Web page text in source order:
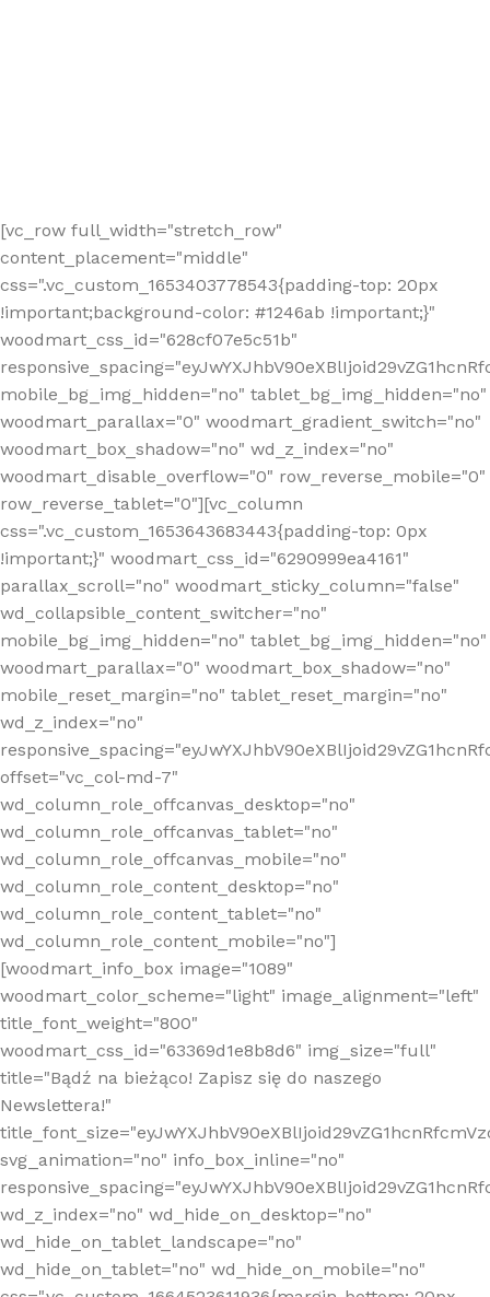
[vc_row full_width="stretch_row"
content_placement="middle"
css=".vc_custom_1653403778543{padding-top: 20px
!important;background-color: #1246ab !important;}"
woodmart_css_id="628cf07e5c51b"
mobile_bg_img_hidden="no" tablet_bg_img_hidden="no"
woodmart_parallax="0" woodmart_gradient_switch="no"
woodmart_box_shadow="no" wd_z_index="no"
woodmart_disable_overflow="0" row_reverse_mobile="0"
row_reverse_tablet="0"][vc_column
css=".vc_custom_1653643683443{padding-top: 0px
!important;}" woodmart_css_id="6290999ea4161"
parallax_scroll="no" woodmart_sticky_column="false"
wd_collapsible_content_switcher="no"
mobile_bg_img_hidden="no" tablet_bg_img_hidden="no"
woodmart_parallax="0" woodmart_box_shadow="no"
mobile_reset_margin="no" tablet_reset_margin="no"
wd_z_index="no"
offset="vc_col-md-7"
wd_column_role_offcanvas_desktop="no"
wd_column_role_offcanvas_tablet="no"
wd_column_role_offcanvas_mobile="no"
wd_column_role_content_desktop="no"
wd_column_role_content_tablet="no"
wd_column_role_content_mobile="no"]
[woodmart_info_box image="1089"
woodmart_color_scheme="light" image_alignment="left"
title_font_weight="800"
woodmart_css_id="63369d1e8b8d6" img_size="full"
title="Bądź na bieżąco! Zapisz się do naszego
Newslettera!"
svg_animation="no" info_box_inline="no"
wd_z_index="no" wd_hide_on_desktop="no"
wd_hide_on_tablet_landscape="no"
wd_hide_on_tablet="no" wd_hide_on_mobile="no"